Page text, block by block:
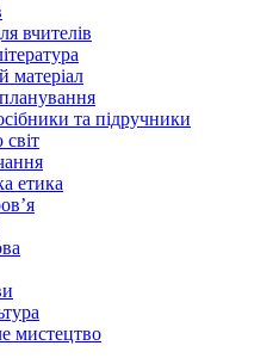
вчителів
матеріал
та підручники
етика
мистецтво